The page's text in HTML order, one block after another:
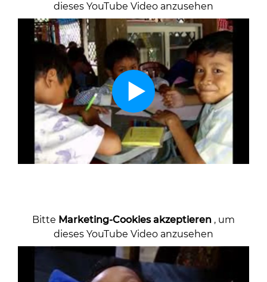
dieses YouTube Video anzusehen
Bitte Marketing-Cookies akzeptieren , um
dieses YouTube Video anzusehen